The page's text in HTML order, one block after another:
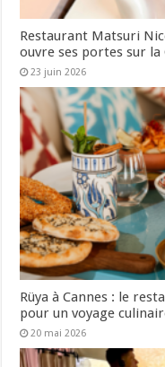
Restaurant Matsuri
ouvre ses portes sur la
23 juin 2026
Rüya à Cannes : le
pour un voyage
20 mai 2026